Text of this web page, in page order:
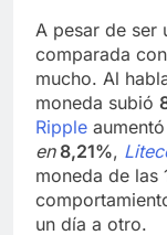
A pesar de ser
comparada
mucho. Al
moneda subió
Ripple aumentó
en8,21%,
moneda de las
un día a otro.